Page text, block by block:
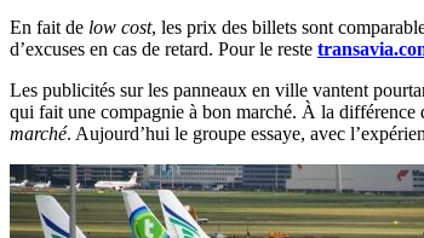
En fait de low cost, les prix des billets sont
d’excuses en cas de retard. Pour le reste
Les publicités sur les panneaux en ville vantent
qui fait une compagnie à bon marché. À la
marché. Aujourd’hui le groupe essaye, avec